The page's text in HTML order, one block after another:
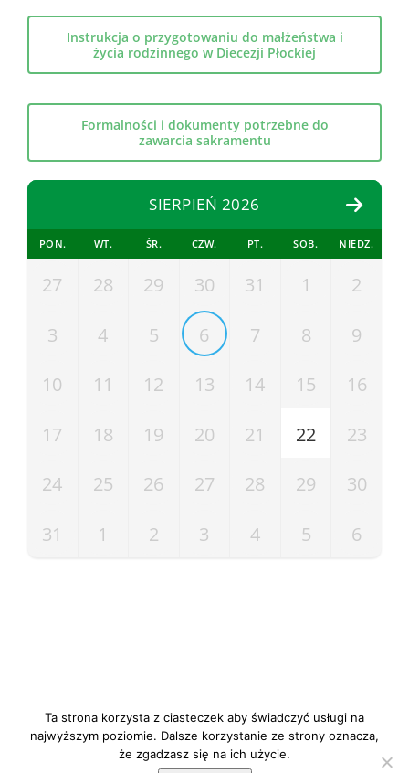
Instrukcja o przygotowaniu do małżeństwa i
życia rodzinnego w Diecezji Płockiej
Formalności i dokumenty potrzebne do
zawarcia sakramentu
SIERPIEŃ 2026
PON. WT. ŚR. CZW. PT. SOB. NIEDZ.
27 28 29 30 31 1 2
3 4 5 6 7 8 9
10 11 12 13 14 15 16
17 18 19 20 21 22 23
24 25 26 27 28 29 30
31 1 2 3 4 5 6
© CPP Metanoia 2020 | Wszystkie prawa zastrzeżone
Ta strona korzysta z ciasteczek aby świadczyć usługi na
najwyższym poziomie. Dalsze korzystanie ze strony oznacza,
że zgadzasz się na ich użycie.